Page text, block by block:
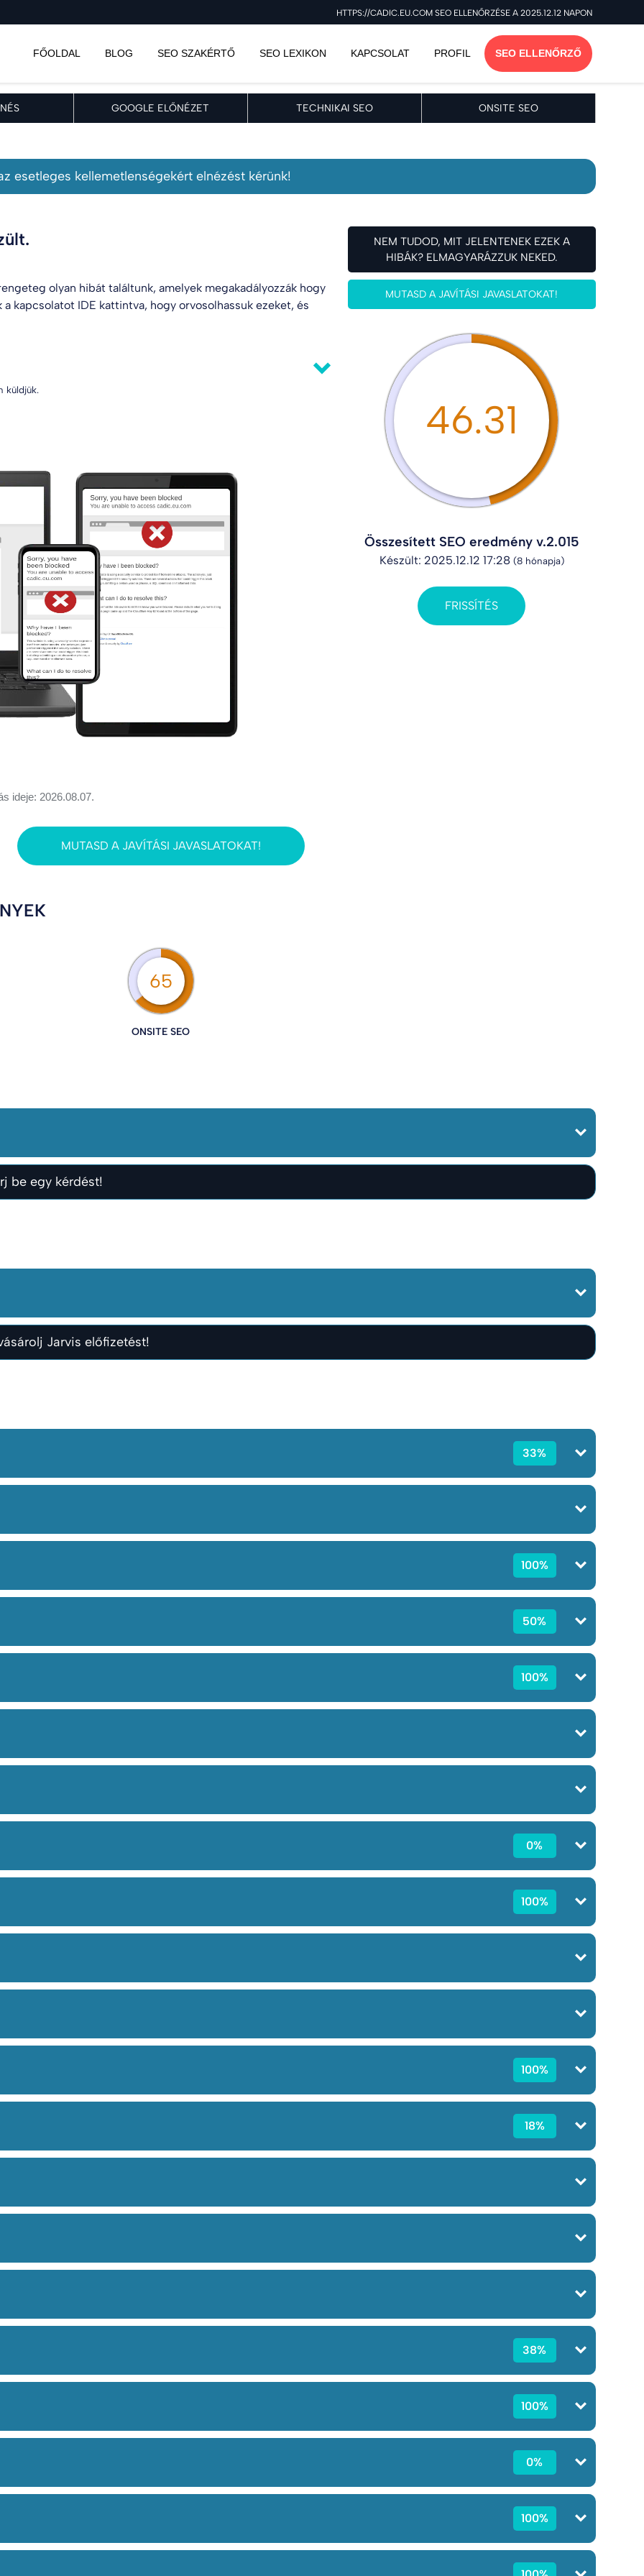
HTTPS://CADIC.EU.COM SEO ELLENŐRZÉSE A 2025.12.12 NAPON
FŐOLDAL BLOG SEO SZAKÉRTŐ SEO LEXIKON KAPCSOLAT PROFIL SEO ELLENŐRZŐ
GOOGLE ELŐNÉZET TECHNIKAI SEO ONSITE SEO
esetleges kellemetlenségekért elnézést kérünk!
olyan hibát találtunk, amelyek megakadályozzák hogy
a kapcsolatot IDE kattintva, hogy orvosolhassuk ezeket, és
küldjük.
NEM TUDOD, MIT JELENTENEK EZEK A
HIBÁK? ELMAGYARÁZZUK NEKED.
MUTASD A JAVÍTÁSI JAVASLATOKAT!
46.31
Összesített SEO eredmény v.2.015
Készült: 2025.12.12 17:28 (8 hónapja)
FRISSÍTÉS
ideje: 2026.08.07.
MUTASD A JAVÍTÁSI JAVASLATOKAT!
65
ONSITE SEO
be egy kérdést!
Jarvis előfizetést!
33%
100%
50%
100%
0%
100%
100%
18%
38%
100%
0%
100%